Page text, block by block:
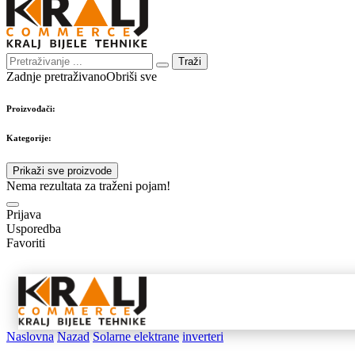
Traži
Zadnje pretraživanoObriši sve
Proizvođači:
Kategorije:
Prikaži sve proizvode
Nema rezultata za traženi pojam!
Prijava
Usporedba
Favoriti
Naslovna Nazad Solarne elektrane inverteri